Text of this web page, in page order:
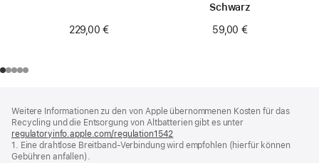
229,00 €
Schwarz
59,00 €
Weitere Informationen zu den von Apple übernommenen Kosten für das
Recycling und die Entsorgung von Altbatterien gibt es unter
regulatoryinfo.apple.com/regulation1542
ein
1. Eine drahtlose Breitband-Verbindung wird empfohlen (hierfür können
Gebühren anfallen).